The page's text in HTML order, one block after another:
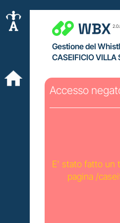
Gestione del
CASEIFICIO VILLA
Accesso
E' stato fatto un
pagina /